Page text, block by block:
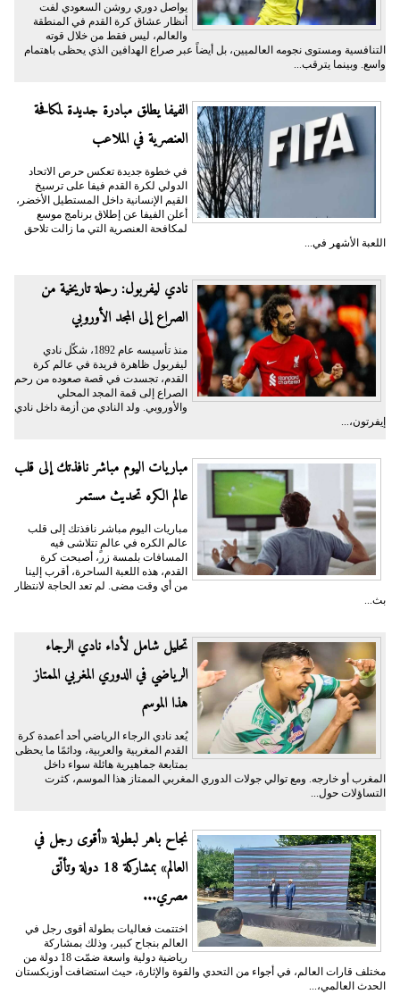
يواصل دوري روشن السعودي لفت
أنظار عشاق كرة القدم في المنطقة
والعالم، ليس فقط من خلال قوته
التنافسية ومستوى نجومه العالميين، بل أيضاً عبر صراع الهدافين الذي يحظى باهتمام
واسع. وبينما يترقب...
الفيفا يطلق مبادرة جديدة لمكافحة
العنصرية في الملاعب
في خطوة جديدة تعكس حرص الاتحاد
الدولي لكرة القدم فيفا على ترسيخ
القيم الإنسانية داخل المستطيل الأخضر،
أعلن الفيفا عن إطلاق برنامج موسع
لمكافحة العنصرية التي ما زالت تلاحق
اللعبة الأشهر في...
نادي ليفربول: رحلة تاريخية من
الصراع إلى المجد الأوروبي
منذ تأسيسه عام 1892، شكّل نادي
ليفربول ظاهرة فريدة في عالم كرة
القدم، تجسدت في قصة صعوده من رحم
الصراع إلى قمة المجد المحلي
والأوروبي. ولد النادي من أزمة داخل نادي
إيفرتون،...
مباريات اليوم مباشر نافذتك إلى قلب
عالم الكره تحديث مستمر
مباريات اليوم مباشر نافذتك إلى قلب
عالم الكره في عالمٍ تتلاشى فيه
المسافات بلمسة زر، أصبحت كرة
القدم، هذه اللعبة الساحرة، أقرب إلينا
من أي وقت مضى. لم تعد الحاجة لانتظار
بث...
تحليل شامل لأداء نادي الرجاء
الرياضي في الدوري المغربي الممتاز
هذا الموسم
يُعد نادي الرجاء الرياضي أحد أعمدة كرة
القدم المغربية والعربية، ودائمًا ما يحظى
بمتابعة جماهيرية هائلة سواء داخل
المغرب أو خارجه. ومع توالي جولات الدوري المغربي الممتاز هذا الموسم، كثرت
التساؤلات حول...
نجاح باهر لبطولة «أقوى رجل في
العالم» بمشاركة 18 دولة وتألّق
مصري...
اختتمت فعاليات بطولة أقوى رجل في
العالم بنجاح كبير، وذلك بمشاركة
رياضية دولية واسعة ضمّت 18 دولة من
مختلف قارات العالم، في أجواء من التحدي والقوة والإثارة، حيث استضافت أوزبكستان
الحدث العالمي،...